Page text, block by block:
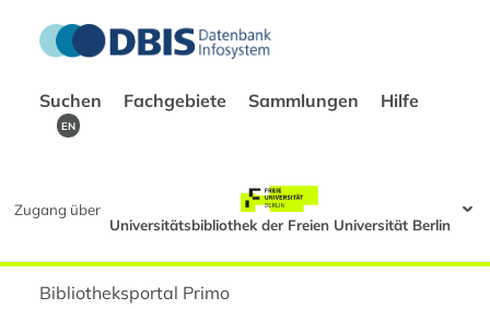
Suchen Fachgebiete Sammlungen Hilfe
EN
Zugang über
Universitätsbibliothek der Freien Universität Berlin
Bibliotheksportal Primo